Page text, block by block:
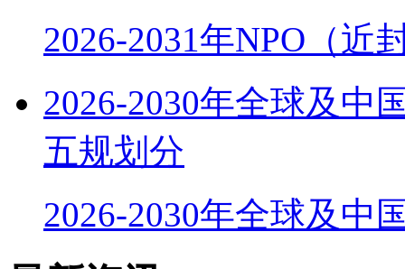
2026-2031年NPO（近
2026-2030年全球及中
五规划分
2026-2030年全球及中